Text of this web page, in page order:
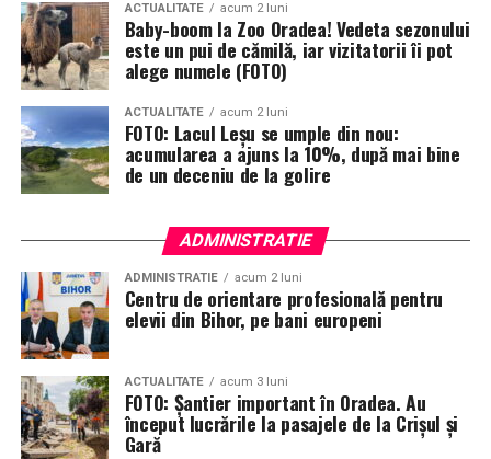
ACTUALITATE acum 2 luni
Baby-boom la Zoo Oradea! Vedeta sezonului
este un pui de cămilă, iar vizitatorii îi pot
alege numele (FOTO)
ACTUALITATE acum 2 luni
FOTO: Lacul Leșu se umple din nou:
acumularea a ajuns la 10%, după mai bine
de un deceniu de la golire
ADMINISTRATIE
ADMINISTRATIE acum 2 luni
Centru de orientare profesională pentru
elevii din Bihor, pe bani europeni
ACTUALITATE acum 3 luni
FOTO: Șantier important în Oradea. Au
început lucrările la pasajele de la Crișul și
Gară